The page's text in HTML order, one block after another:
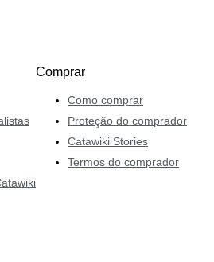
Comprar
Como comprar
Proteção do comprador
Catawiki Stories
Termos do comprador